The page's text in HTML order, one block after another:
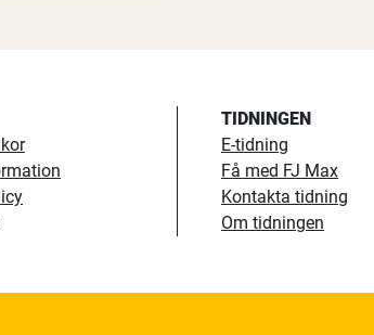
TIDNINGEN
E-tidning
Få med FJ Max
Kontakta tidning
Om tidningen